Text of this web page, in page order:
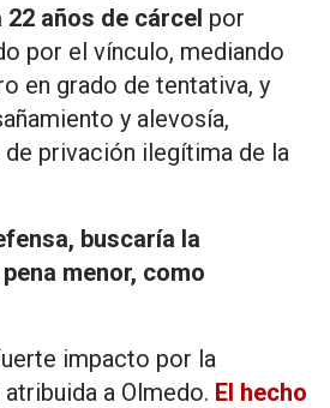
años de cárcel por
por el vínculo, mediando
en grado de tentativa, y
y alevosía,
privación ilegítima de la
buscaría la
menor, como
impacto por la
a Olmedo. El hecho